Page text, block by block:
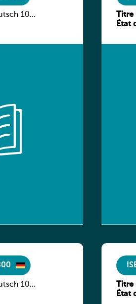
10
Titre
État
10
Titre
État